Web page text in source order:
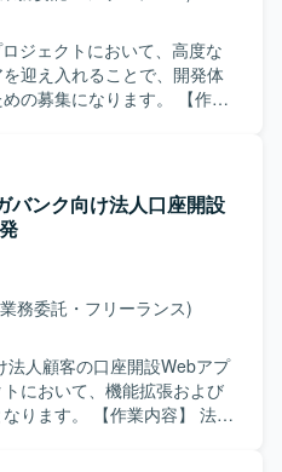
作成、テスト仕様書作成お
移行・リリース支援をご担
できる方を求めています。
期的な参画を前提に、継続
化に取り組んでいただける方
Service Cloudや
最新機能を活用した構築プロ
環境です。PM/PL/SEそれぞ
の推進経験や外部連携を含
、長期的な視点でキャリア
成にて、CTIや外部システム
どを含む環境での構築・開発
ジェクトにおいて、高度な
迎え入れることで、開発体
集になります。 【作業
ながらクリーンアーキテク
た構成を検討し、コードレビ
的に取り組んでいただきま
、開発効率の向上に向けた
める人物像】
キテクチャなど）への理解
決策を提案・実行できる能
社員との議論をリードしな
引できるコミュニケーショ
。 【ポジションの
装まで幅広い工程に関わる
バンク向け法人口座開設
務委託・フリーランス)
法人顧客の口座開設Webアプ
において、機能拡張および
業内容】 法人